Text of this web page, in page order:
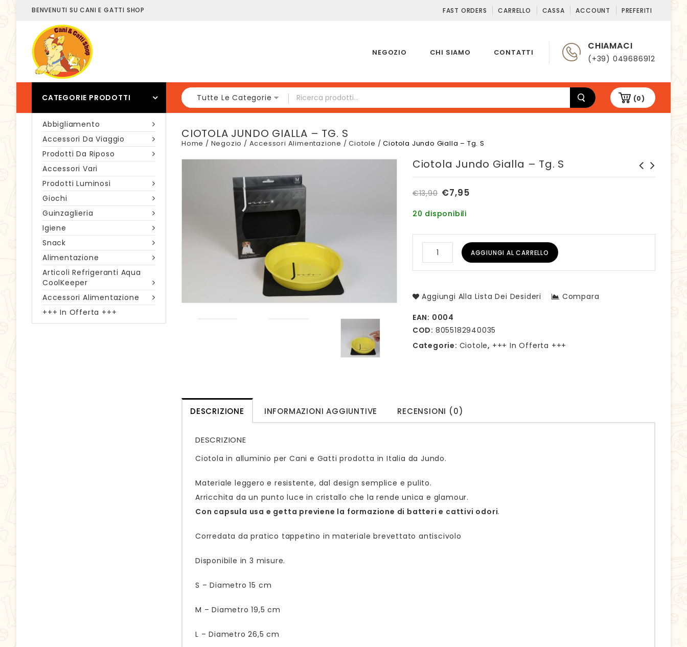
BENVENUTI SU CANI E GATTI SHOP FAST ORDERS CARRELLO CASSA ACCOUNT PREFERITI
CHIAMACI
(+39) 049686912
NEGOZIO CHI SIAMO CONTATTI
CATEGORIE PRODOTTI Tutte Le Categorie (0)
Abbigliamento
Accessori Da Viaggio
Prodotti Da Riposo
Accessori Vari
Prodotti Luminosi
Giochi
Guinzaglieria
Igiene
Snack
Alimentazione
Articoli Refrigeranti Aqua
CoolKeeper
Accessori Alimentazione
+++ In Offerta +++
CIOTOLA JUNDO GIALLA – TG. S
Home / Negozio / Accessori Alimentazione /Ciotole /Ciotola Jundo Gialla – Tg. S
Ciotola Jundo Gialla – Tg. S
€13,90 €7,95
20 disponibili
AGGIUNGI AL CARRELLO
Aggiungi Alla Lista Dei Desideri Compara
EAN: 0004
COD: 8055182940035
Categorie: Ciotole, +++ In Offerta +++
DESCRIZIONE INFORMAZIONI AGGIUNTIVE RECENSIONI (0)
DESCRIZIONE
Ciotola in alluminio per Cani e Gatti prodotta in Italia da Jundo.
Materiale leggero e resistente, dal design semplice e pulito.
Arricchita da un punto luce in cristallo che la rende unica e glamour.
Con capsula usa e getta previene la formazione di batteri e cattivi odori.
Corredata da pratico tappetino in materiale brevettato antiscivolo
Disponibile in 3 misure.
S – Diametro 15 cm
M – Diametro 19,5 cm
L – Diametro 26,5 cm